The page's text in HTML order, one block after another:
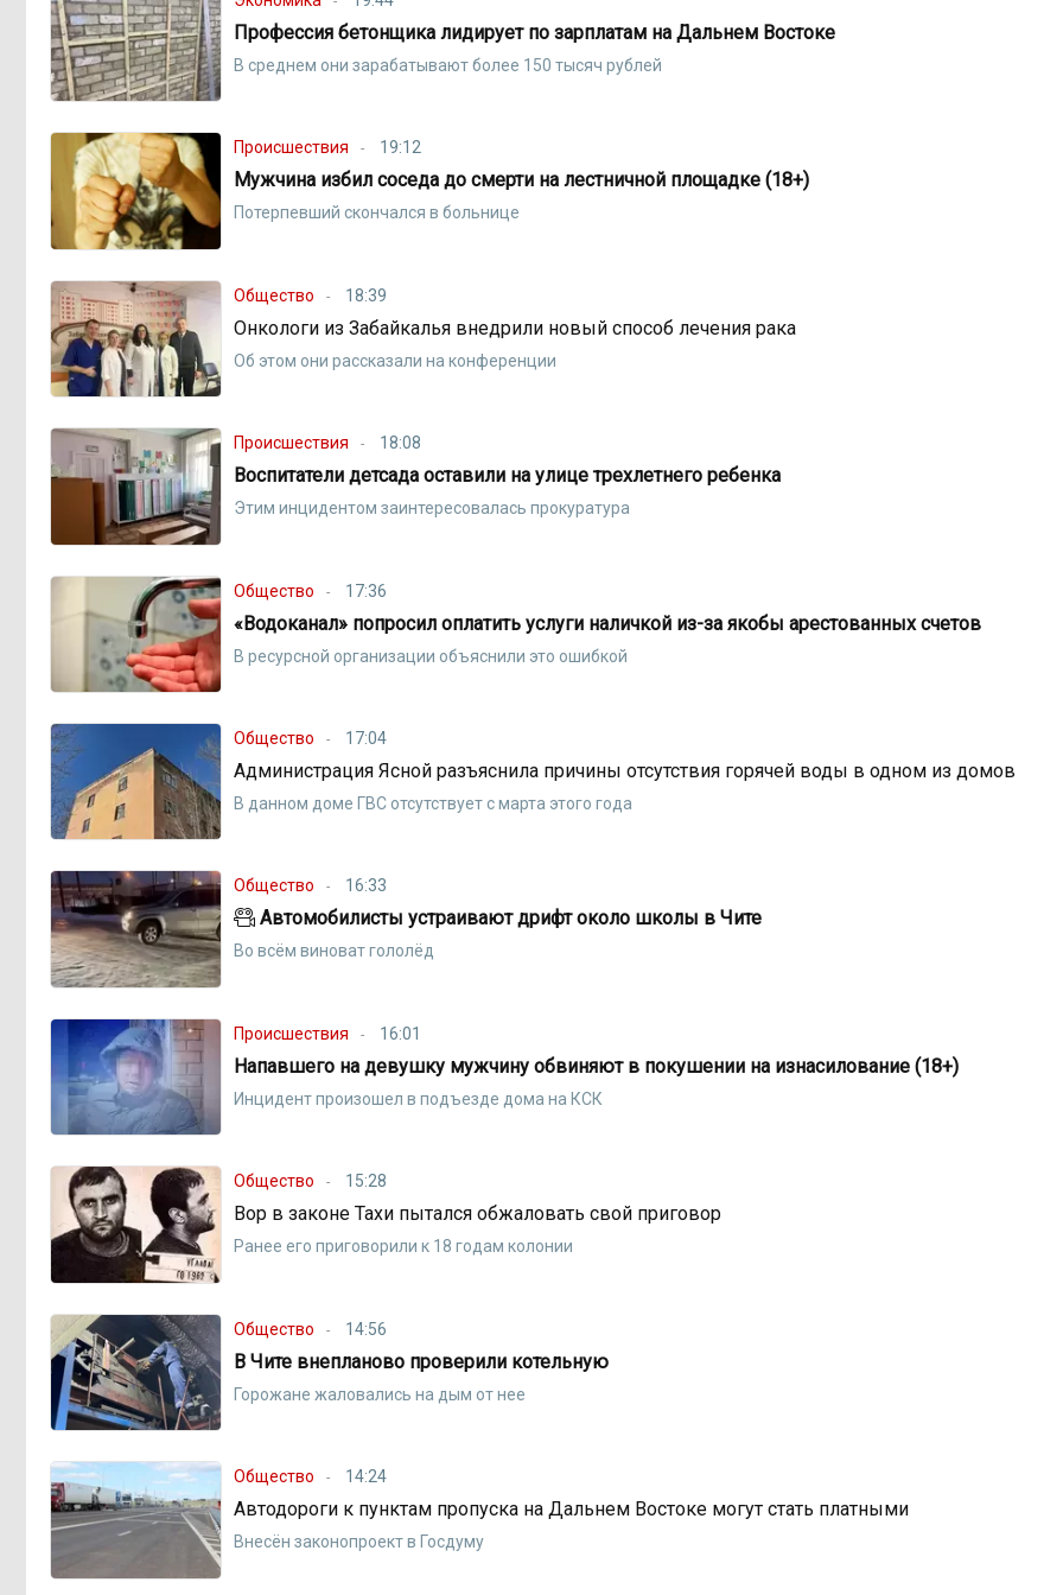
Профессия бетонщика лидирует по зарплатам на Дальнем Востоке
В среднем они зарабатывают более 150 тысяч рублей
Происшествия 19:12
Мужчина избил соседа до смерти на лестничной площадке (18+)
Потерпевший скончался в больнице
Общество 18:39
Онкологи из Забайкалья внедрили новый способ лечения рака
Об этом они рассказали на конференции
Происшествия 18:08
Воспитатели детсада оставили на улице трехлетнего ребенка
Этим инцидентом заинтересовалась прокуратура
Общество 17:36
«Водоканал» попросил оплатить услуги наличкой из-за якобы арестованных счетов
В ресурсной организации объяснили это ошибкой
Общество 17:04
Администрация Ясной разъяснила причины отсутствия горячей воды в одном из домов
В данном доме ГВС отсутствует с марта этого года
Общество 16:33
Автомобилисты устраивают дрифт около школы в Чите
Во всём виноват гололёд
Происшествия 16:01
Напавшего на девушку мужчину обвиняют в покушении на изнасилование (18+)
Инцидент произошел в подъезде дома на КСК
Общество 15:28
Вор в законе Тахи пытался обжаловать свой приговор
Ранее его приговорили к 18 годам колонии
Общество 14:56
В Чите внепланово проверили котельную
Горожане жаловались на дым от нее
Общество 14:24
Автодороги к пунктам пропуска на Дальнем Востоке могут стать платными
Внесён законопроект в Госдуму